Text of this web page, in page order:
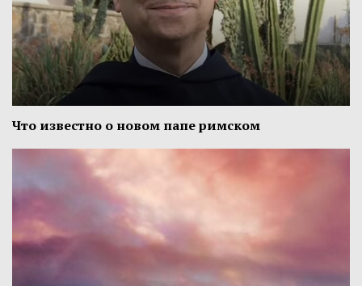
Что известно о новом папе римском